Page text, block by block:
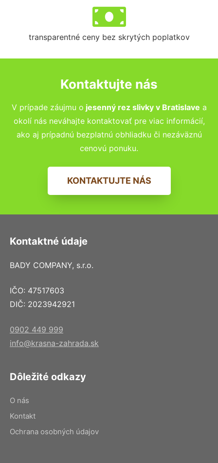
transparentné ceny bez skrytých poplatkov
Kontaktujte nás
V prípade záujmu o jesenný rez slivkyvBratislave a
okolí nás neváhajte kontaktovať pre viac informácií,
ako aj prípadnú bezplatnú obhliadku či nezáväznú
cenovú ponuku.
KONTAKTUJTE NÁS
Kontaktné údaje
BADY COMPANY, s.r.o.
IČO: 47517603
DIČ: 2023942921
0902 449 999
info@krasna-zahrada.sk
Dôležité odkazy
O nás
Kontakt
Ochrana osobných údajov